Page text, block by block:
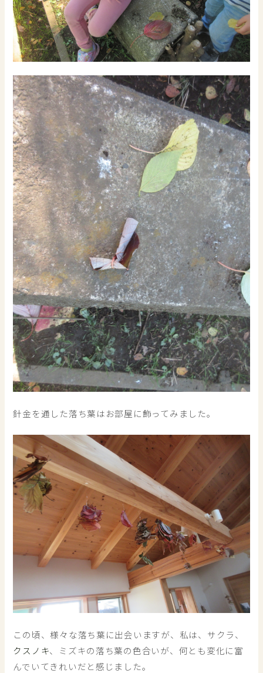
針金を通した落ち葉はお部屋に飾ってみました。
この頃、様々な落ち葉に出会いますが、私は、サクラ、
クスノキ、ミズキの落ち葉の色合いが、何とも変化に富
んでいてきれいだと感じました。